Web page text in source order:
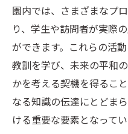
園内では、さまざまなプ
り、学生や訪問者が実際
ができます。これらの活
教訓を学び、未来の平和
かを考える契機を得るこ
なる知識の伝達にとどま
ける重要な要素となってい